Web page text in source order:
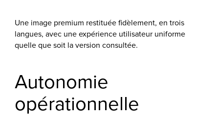
Une image premium restituée fidèlement, en trois
langues, avec une expérience utilisateur uniforme
quelle que soit la version consultée.
Autonomie
opérationnelle